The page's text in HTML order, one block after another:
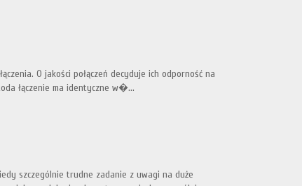
O jakości połączeń decyduje ich odporność na
łączenie ma identyczne w�...
szczególnie trudne zadanie z uwagi na duże